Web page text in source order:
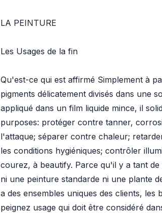
LA PEINTURE
Les Usages de la fin
Qu'est-ce qui est affirmé Simplement à
pigments délicatement divisés dans une
appliqué dans un film liquide mince, il
purposes: protéger contre tanner,
l'attaque; séparer contre chaleur;
les conditions hygiéniques; contrôler
courez, à beautify. Parce qu'il y a tant de
ni une peinture standarde ni une plante
a des ensembles uniques des clients, les
peignez usage qui doit être considéré